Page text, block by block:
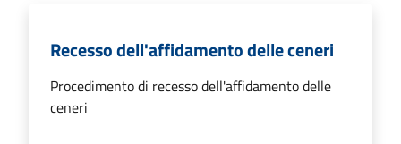
Recesso dell'affidamento delle ceneri
Procedimento di recesso dell'affidamento delle
ceneri